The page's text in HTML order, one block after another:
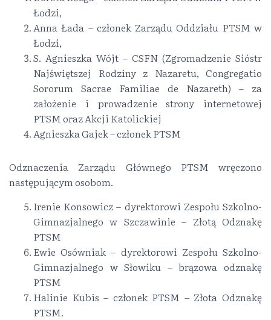
Łodzi,
Anna Łada – członek Zarządu Oddziału PTSM w
Łodzi,
S. Agnieszka Wójt – CSFN (Zgromadzenie Sióstr
Najświętszej Rodziny z Nazaretu, Congregatio
Sororum Sacrae Familiae de Nazareth) – za
założenie i prowadzenie strony internetowej
PTSM oraz Akcji Katolickiej
Agnieszka Gajek – członek PTSM
Odznaczenia Zarządu Głównego PTSM wręczono
następującym osobom.
Irenie Konsowicz – dyrektorowi Zespołu Szkolno-
Gimnazjalnego w Szczawinie – Złotą Odznakę
PTSM
Ewie Osówniak – dyrektorowi Zespołu Szkolno-
Gimnazjalnego w Słowiku – brązowa odznakę
PTSM
Halinie Kubis – członek PTSM – Złota Odznakę
PTSM.